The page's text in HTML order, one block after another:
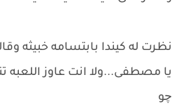
نظرت له كيندا بابتسامه خبيثه
يا مصطفى...ولا انت عاوز اللعبه
چو